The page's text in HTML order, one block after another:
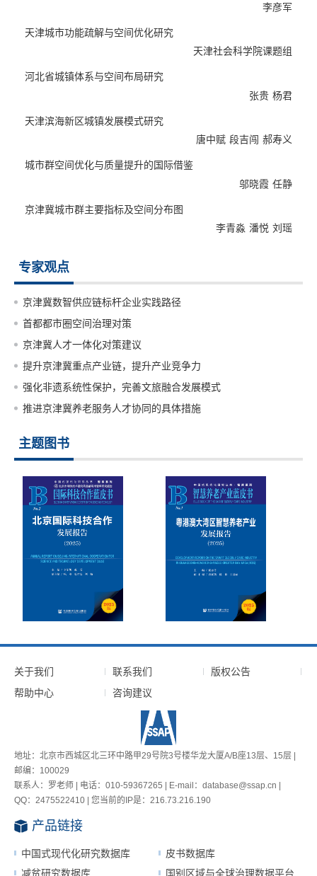
范区。未来应重点实施以下战略：新型城镇化战略，实现由“一维”
经济目标向经济、社会和生态“三维”目标转变；城市群空间发展战
动发展战略，从产城割裂向产城融合的发展模式转变。未来京津冀
城市群健康协调发展需要充分发挥市场对资源配置的决定性作用，
促进城镇体系合理化，提升城市群的整体竞争力。近期促进京津冀
城市群空间优化与质量提升的战略重点是，以谱写京津“双城记”为
上实现重大突破；突出市场主导，强化空间网络联系，提升城市群
质量；培育新增长点，完善新城及中小城市功能，探索新型城镇化
道路；加强科学规划，完善内部协调机制。
本书是京津冀三地作者通力合作的研究成果。作者主要是来自中国
人民大学、首都经济贸易大学、北京市社会科学院、天津市社会科
学院、河北经贸大学、河北工业大学、天津行政学院、天津市滨海
新区发改委、天津滨海综合发展研究院等单位的专家学者，可以说
本书是京津冀三地专家学者共同奉献的智慧结晶。
与战略重点研究”（项目编号11JGA012）、首都经济贸易大学特大
城市经济社会发展研究协同创新中心重点委托课题“首都经济圈城
市群协调发展研究”、北京市教委重点项目暨社科规划项目“北京建
SZ201110038020）、北京市自然科学基金项目“北京依托京津冀
建设世界城市的路径研究”（项目编号9112004）、北京市哲学社
会科学规划特别委托项目“北京城市功能疏解与首都圈城镇体系研
究”（项目编号13JDCSD003）等项目的阶段成果，并受到北京市
教委科研基地-科技创新平台-首都圈研究中心（2013）（项目编号
PXM2013_014205_000121）、北京市经济社会发展政策研究基
地及首都经济贸易大学特大城市经济社会发展研究院的资助。
李彦军
天津社会科学院课题组
天津城市功能疏解与空间优化研究
张贵 杨君
河北省城镇体系与空间布局研究
唐中赋 段吉闯 郝寿义
天津滨海新区城镇发展模式研究
邬晓霞 任静
城市群空间优化与质量提升的国际借鉴
李青淼 潘悦 刘瑶
京津冀城市群主要指标及空间分布图
专家观点
京津冀数智供应链标杆企业实践路径
首都都市圈空间治理对策
京津冀人才一体化对策建议
提升京津冀重点产业链，提升产业竞争力
强化非遗系统性保护，完善文旅融合发展模式
推进京津冀养老服务人才协同的具体措施
主题图书
关于我们 联系我们
版权公告
帮助中心
咨询建议
地址：北京市西城区北三环中路甲29号院3号楼华龙大厦A/B座13层、15层 |
邮编：100029
联系人：罗老师 | 电话：010-59367265 | E-mail：database@ssap.cn |
QQ：2475522410 | 您当前的IP是： 216.73.216.190
产品链接
中国式现代化研究数据库
皮书数据库
减贫研究数据库
国别区域与全球治理数据平台